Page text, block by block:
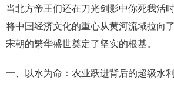
当北方帝王们还在刀光剑影中你死我活
将中国经济文化的重心从黄河流域拉向
宋朝的繁华盛世奠定了坚实的根基。
一、以水为命：农业跃进背后的超级水